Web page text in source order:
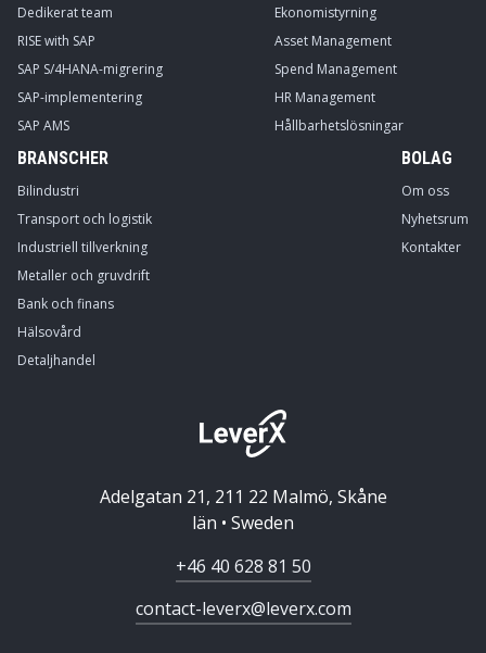
Dedikerat team
RISE with SAP
SAP S/4HANA-migrering
SAP-implementering
SAP AMS
Ekonomistyrning
Asset Management
Spend Management
HR Management
Hållbarhetslösningar
BRANSCHER
Bilindustri
Transport och logistik
Industriell tillverkning
Metaller och gruvdrift
Bank och finans
Hälsovård
Detaljhandel
BOLAG
Om oss
Nyhetsrum
Kontakter
Adelgatan 21, 211 22 Malmö, Skåne
län • Sweden
+46 40 628 81 50
contact-leverx@leverx.com